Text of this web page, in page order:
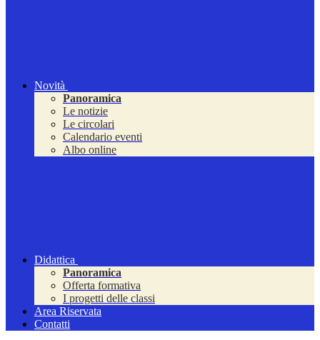
Novità
Panoramica
Le notizie
Le circolari
Calendario eventi
Albo online
Didattica
Panoramica
Offerta formativa
I progetti delle classi
Area Riservata
Contatti